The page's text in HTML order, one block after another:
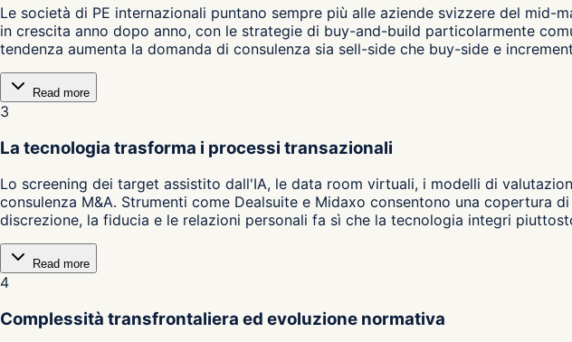
Le società di PE internazionali puntano sempre più alle aziende svizzere del
in crescita anno dopo anno, con le strategie di buy-and-build particolarmente
tendenza aumenta la domanda di consulenza sia sell-side che buy-side e
Read more
3
La tecnologia trasforma i processi transazionali
Lo screening dei target assistito dall'IA, le data room virtuali, i modelli di
consulenza M&A. Strumenti come Dealsuite e Midaxo consentono una
discrezione, la fiducia e le relazioni personali fa sì che la tecnologia integri
Read more
4
Complessità transfrontaliera ed evoluzione normativa